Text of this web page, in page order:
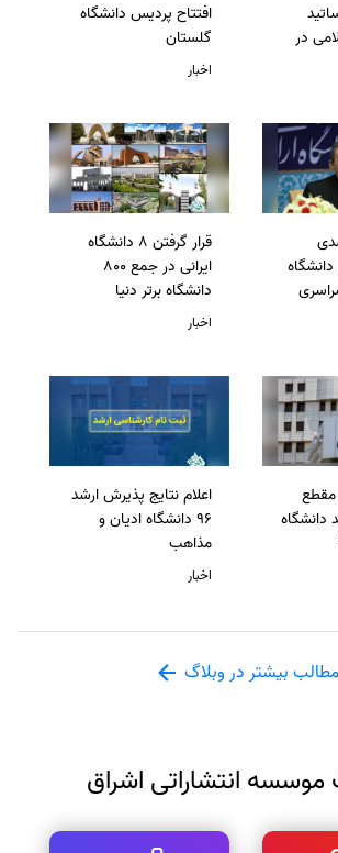
در
افتتاح پردیس دانشگاه
گلستان
اخبار
درصدی
قرار گرفتن 8 دانشگاه
ایرانی در جمع 800
دانشگاه برتر دنیا
اخبار
مقطع
دانشگاه
اعلام نتایج پذیرش ارشد
96 دانشگاه ادیان و
مذاهب
اخبار
مطالب بیشتر در وبلاگ
انتشاراتی اشراق